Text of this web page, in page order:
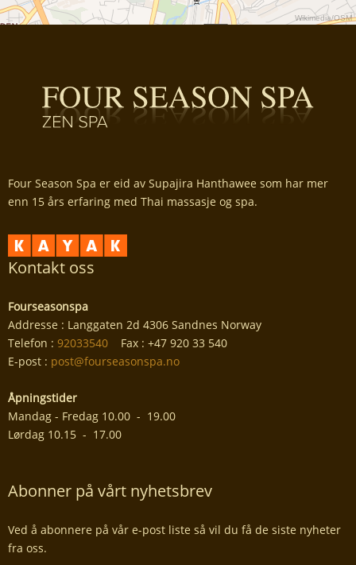
Wikimedia/OSM
Four Season Spa er eid av Supajira Hanthawee som har mer
enn 15 års erfaring med Thai massasje og spa.
Kontakt oss
Fourseasonspa
Addresse : Langgaten 2d 4306 Sandnes Norway
Telefon : 92033540 Fax : +47 920 33 540
E-post : post@fourseasonspa.no
Åpningstider
Mandag - Fredag 10.00 - 19.00
Lørdag 10.15 - 17.00
Abonner på vårt nyhetsbrev
Ved å abonnere på vår e-post liste så vil du få de siste nyheter
fra oss.